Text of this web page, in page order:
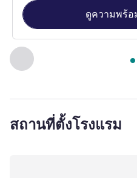
ก่อนหน้า - ห้องพัก
หน้า1 , ห้องพัก 1 :
ดูความพร้อ
สถานที่ตั้งโรงแรม